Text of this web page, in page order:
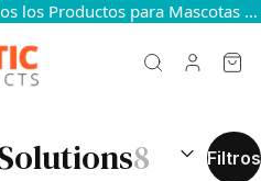
20 % de DESCUENTO en Todos los Productos para Mascotas — Mantén a Tus Mascotas Felices y Sanas
8 Filtros